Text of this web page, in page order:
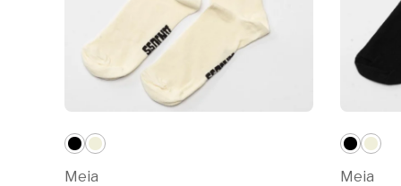
Meia Meia